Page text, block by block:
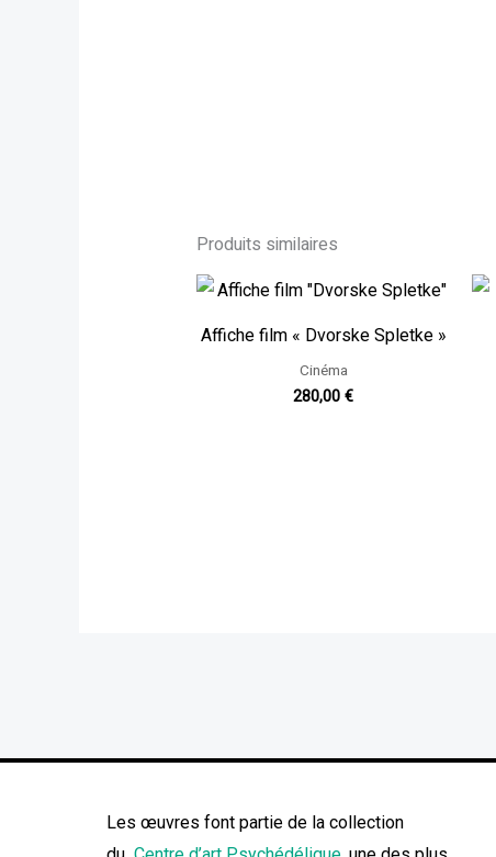
Produits similaires
Affiche film « Dvorske Spletke »
Cinéma
280,00€
Les œuvres font partie de la collection